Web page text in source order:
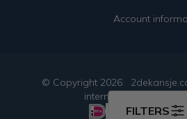
FILTERS
Account
© Copyright 2026
internetretouren &